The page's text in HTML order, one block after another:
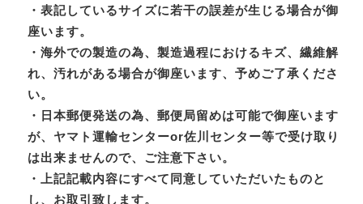
・表記しているサイズに若干の誤差が生じる場合が御
座います。
・海外での製造の為、製造過程におけるキズ、繊維解
れ、汚れがある場合が御座います、予めご了承くださ
い。
・日本郵便発送の為、郵便局留めは可能で御座います
が、ヤマト運輸センターor佐川センター等で受け取り
は出来ませんので、ご注意下さい。
・上記記載内容にすべて同意していただいたものと
し、お取引致します。